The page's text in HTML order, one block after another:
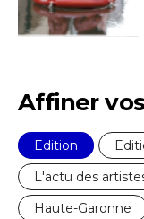
Affiner
Edition
L'actu des
Haute-Garonne